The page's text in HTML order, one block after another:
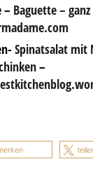
– Baguette –
Spinatsalat mit
–